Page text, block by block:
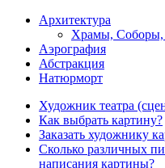
Архитектура
Храмы,
Аэрография
Абстракция
Натюрморт
Художник театра
Как выбрать картину?
Заказать художнику
Сколько различных
написания картины?